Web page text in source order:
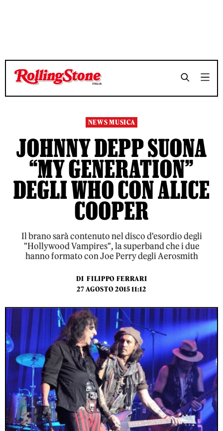
TEMPO DI LETTURA 3 MINUTI SHARE
TEMPO DI LETTURA 3 MINUTI SHARE
NEWS MUSICA
JOHNNY DEPP SUONA
“MY GENERATION”
DEGLI WHO CON ALICE
COOPER
Il brano sarà contenuto nel disco d'esordio degli
"Hollywood Vampires", la superband che i due
hanno formato con Joe Perry degli Aerosmith
DI FILIPPO FERRARI
27 AGOSTO 2015 11:12